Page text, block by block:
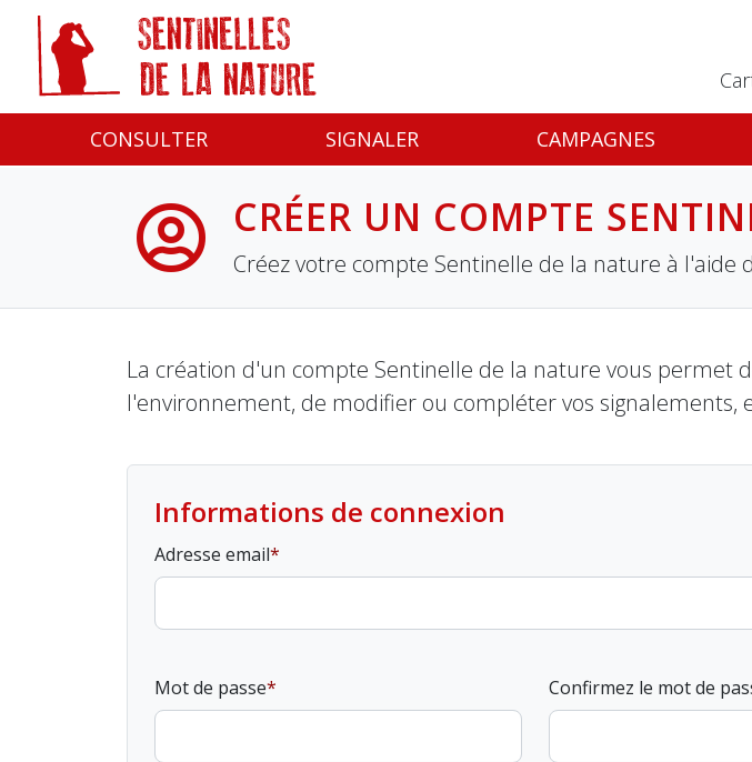
CONSULTER SIGNALER CAMPAGNES
CRÉER UN COMPTE
Créez votre compte Sentinelle de la nature à l'aide
La création d'un compte Sentinelle de la nature vous permet
l'environnement, de modifier ou compléter vos signalements,
Informations de connexion
Adresse email
Mot de passe Confirmez le mot de
Panneau de gestion des cookies